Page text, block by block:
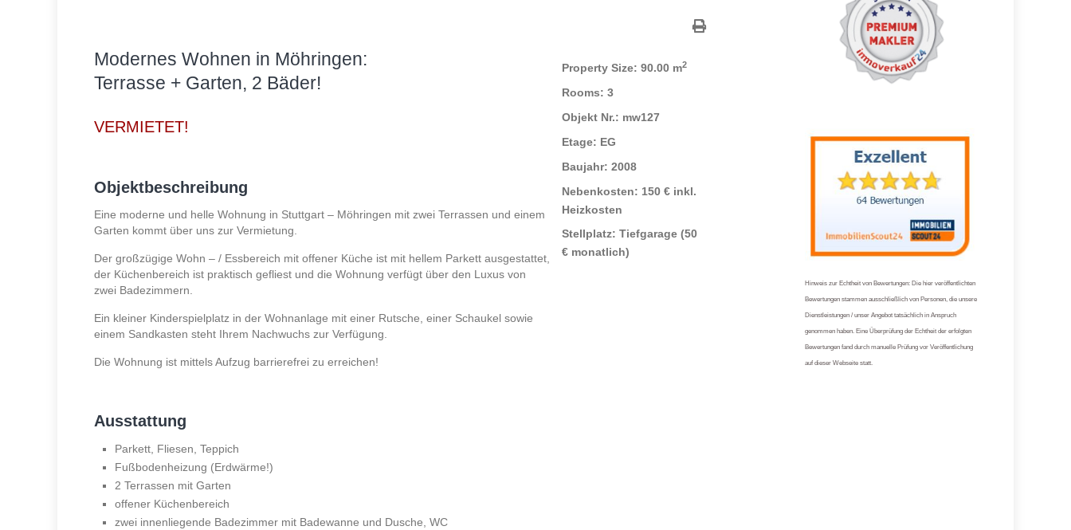
Modernes Wohnen in Möhringen:
Terrasse + Garten, 2 Bäder!
VERMIETET!
Objektbeschreibung
Eine moderne und helle Wohnung in Stuttgart – Möhringen mit zwei Terrassen und einem
Garten kommt über uns zur Vermietung.
Der großzügige Wohn – / Essbereich mit offener Küche ist mit hellem Parkett ausgestattet,
der Küchenbereich ist praktisch gefliest und die Wohnung verfügt über den Luxus von
zwei Badezimmern.
Ein kleiner Kinderspielplatz in der Wohnanlage mit einer Rutsche, einer Schaukel sowie
einem Sandkasten steht Ihrem Nachwuchs zur Verfügung.
Die Wohnung ist mittels Aufzug barrierefrei zu erreichen!
Ausstattung
Parkett, Fliesen, Teppich
Fußbodenheizung (Erdwärme!)
2 Terrassen mit Garten
offener Küchenbereich
zwei innenliegende Badezimmer mit Badewanne und Dusche, WC
Property Size: 90.00 m2
Rooms: 3
Objekt Nr.: mw127
Etage: EG
Baujahr: 2008
Nebenkosten: 150 € inkl.
Heizkosten
Stellplatz: Tiefgarage (50
€ monatlich)
Hinweis zur Echtheit von Bewertungen: Die hier veröffentlichten
Bewertungen stammen ausschließlich von Personen, die unsere
Dienstleistungen / unser Angebot tatsächlich in Anspruch
genommen haben. Eine Überprüfung der Echtheit der erfolgten
Bewertungen fand durch manuelle Prüfung vor Veröffentlichung
auf dieser Webseite statt.